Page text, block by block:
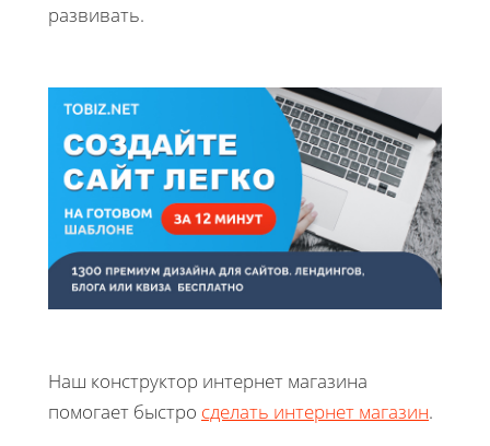
развивать.
Наш конструктор интернет магазина
помогает быстро сделать интернет магазин.